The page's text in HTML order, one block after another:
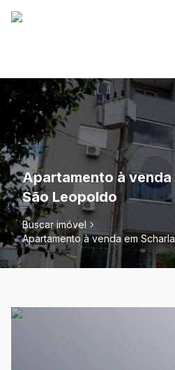
Apartamento à venda
São Leopoldo
Buscar imóvel
Apartamento à venda em